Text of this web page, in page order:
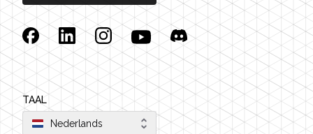
FacebookLinkedinInstagramYouTubeDiscord
TAAL
Nederlands